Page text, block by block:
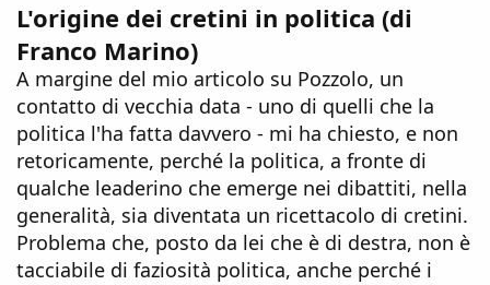
L'origine dei cretini in politica (di
Franco Marino)
A margine del mio articolo su Pozzolo, un
contatto di vecchia data - uno di quelli che la
politica l'ha fatta davvero - mi ha chiesto, e non
retoricamente, perché la politica, a fronte di
qualche leaderino che emerge nei dibattiti, nella
generalità, sia diventata un ricettacolo di cretini.
Problema che, posto da lei che è di destra, non è
tacciabile di faziosità politica, anche perché i